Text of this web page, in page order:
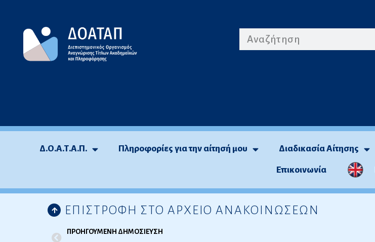
περιεχόμενο
Δ.Ο.Α.Τ.Α.Π. Πληροφορίες για την αίτησή μου Διαδικασία Αίτησης
Επικοινωνία
ΕΠΙΣΤΡΟΦΗ ΣΤΟ ΑΡΧΕΙΟ ΑΝΑΚΟΙΝΩΣΕΩΝ
ΠΡΟΗΓΟΥΜΕΝΗ ΔΗΜΟΣΙΕΥΣΗ